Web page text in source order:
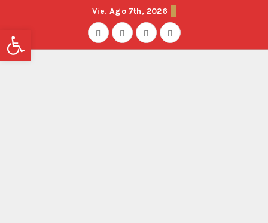
Vie. Ago 7th, 2026
Abrir barra de herramientas